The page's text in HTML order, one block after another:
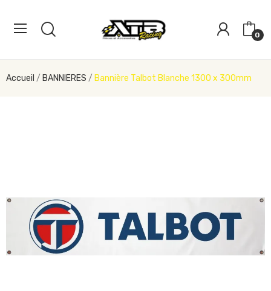
0
Accueil BANNIERES Bannière Talbot Blanche 1300 x 300mm